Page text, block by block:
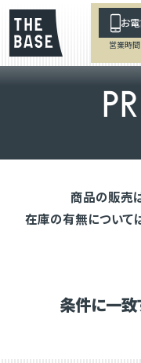
お
営業時
PR
商品の販売
在庫の有無について
条件に一致